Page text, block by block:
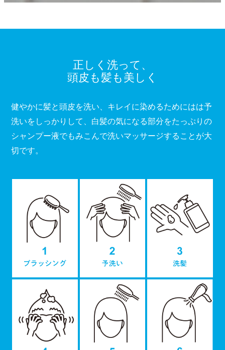
正しく洗って、
頭皮も髪も美しく
健やかに髪と頭皮を洗い、キレイに染めるためにはは予
洗いをしっかりして、 白髪の気になる部分をたっぷりの
シャンプー液でもみこんで洗いマッサージすることが大
切です。